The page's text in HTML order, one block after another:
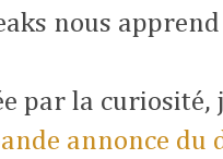
nous apprend
par la
annonce du